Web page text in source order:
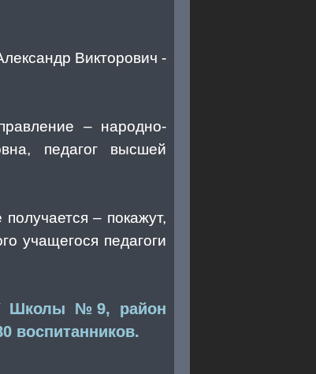
Викторович -
– народно-
педагог высшей
– покажут,
учащегося педагоги
Школы №9, район
воспитанников.